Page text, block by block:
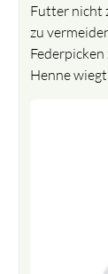
Futter nicht
zu
Henne